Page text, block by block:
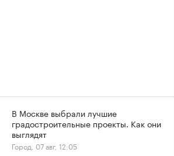
В Москве выбрали лучшие
градостроительные проекты. Как они
выглядят
Город, 07 авг, 12:05